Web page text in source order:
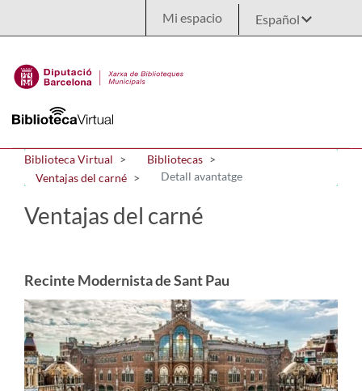
Mi espacio
Biblioteca Virtual
Bibliotecas
Ventajas del carné
Detall avantatge
Ventajas del carné
Recinte Modernista de Sant Pau